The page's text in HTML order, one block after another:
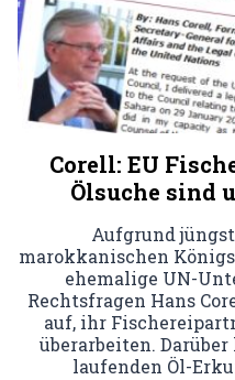
Corell: EU
Ölsuche sind
Aufgrund
marokkanischen
ehemalige UN-
Rechtsfragen Hans
auf, ihr
überarbeiten.
laufenden Öl-